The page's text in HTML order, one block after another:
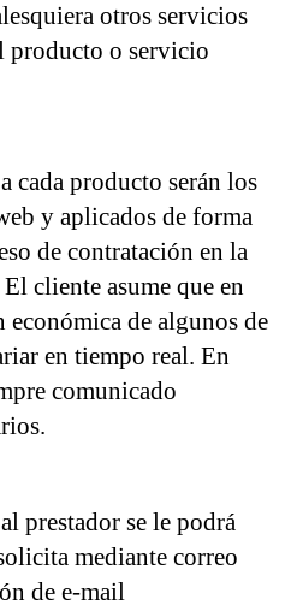
otros servicios
producto o servicio
cada producto serán los
y aplicados de forma
de contratación en la
cliente asume que en
de algunos de
en tiempo real. En
comunicado
prestador se le podrá
mediante correo
de e-mail